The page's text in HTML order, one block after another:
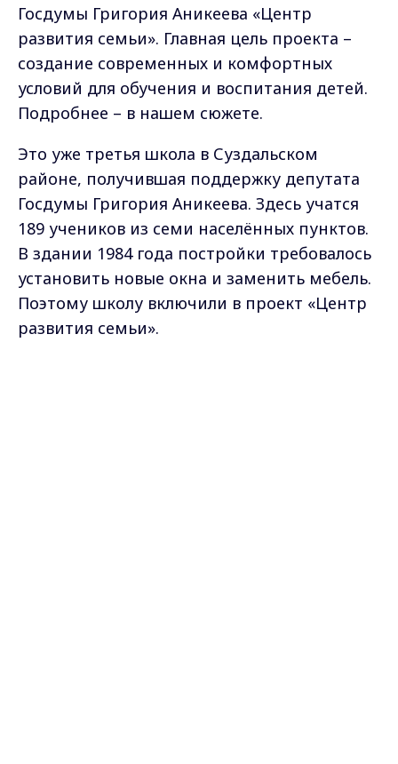
Госдумы Григория Аникеева «Центр
развития семьи». Главная цель проекта –
создание современных и комфортных
условий для обучения и воспитания детей.
Подробнее – в нашем сюжете.
Это уже третья школа в Суздальском
районе, получившая поддержку депутата
Госдумы Григория Аникеева. Здесь учатся
189 учеников из семи населённых пунктов.
В здании 1984 года постройки требовалось
установить новые окна и заменить мебель.
Поэтому школу включили в проект «Центр
развития семьи».